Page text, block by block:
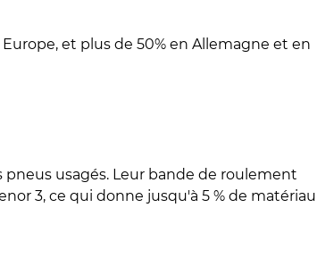
et plus de 50% en Allemagne et en
pneus usagés. Leur bande de roulement
3, ce qui donne jusqu'à 5 % de matériau